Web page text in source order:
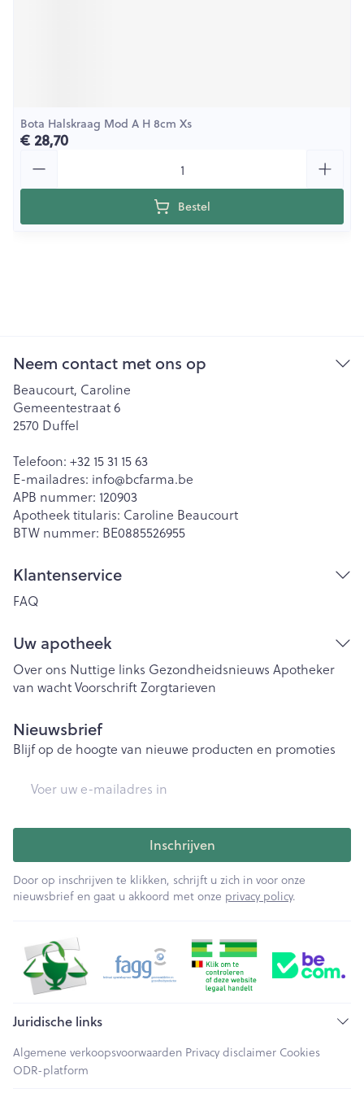
Bota Halskraag Mod A H 8cm Xs
€ 28,70
Bestel
Neem contact met ons op
Beaucourt, Caroline
Gemeentestraat 6
2570 Duffel
Telefoon: +32 15 31 15 63
E-mailadres: info@bcfarma.be
APB nummer: 120903
Apotheek titularis: Caroline Beaucourt
BTW nummer: BE0885526955
Klantenservice
FAQ
Uw apotheek
Over ons Nuttige links Gezondheidsnieuws Apotheker
van wachtVoorschriftZorgtarieven
Nieuwsbrief
Blijf op de hoogte van nieuwe producten en promoties
Inschrijven
Door op inschrijven te klikken, schrijft u zich in voor onze
nieuwsbrief en gaat u akkoord met onze privacy policy.
Juridische links
Algemene verkoopsvoorwaarden Privacy disclaimer Cookies
ODR-platform